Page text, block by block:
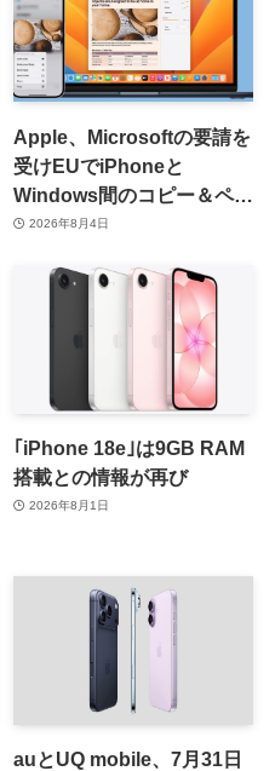
Apple、Microsoftの要請を
受けEUでiPhoneと
Windows間のコピー＆ペー
スト機能を提供へ
2026年8月4日
｢iPhone 18e｣は9GB RAM
搭載との情報が再び
2026年8月1日
auとUQ mobile、7月31日